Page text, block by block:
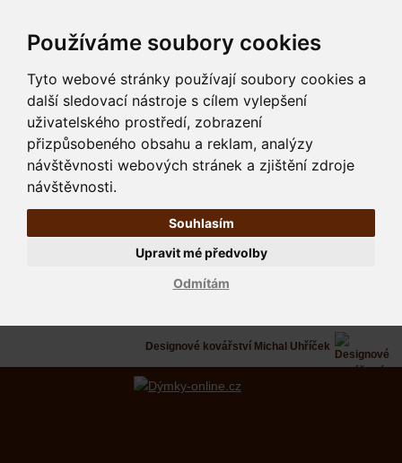
Používáme soubory cookies
Tyto webové stránky používají soubory cookies a
další sledovací nástroje s cílem vylepšení
uživatelského prostředí, zobrazení
přizpůsobeného obsahu a reklam, analýzy
návštěvnosti webových stránek a zjištění zdroje
návštěvnosti.
Souhlasím
Odmítám
Upravit mé předvolby
Designové kovářství Michal Uhříček